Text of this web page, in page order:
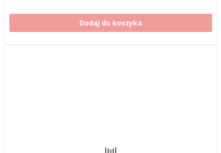
Dodaj do koszyka